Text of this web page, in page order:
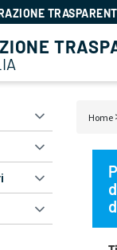
Home